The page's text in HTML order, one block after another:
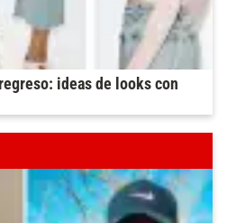
ideas de looks con